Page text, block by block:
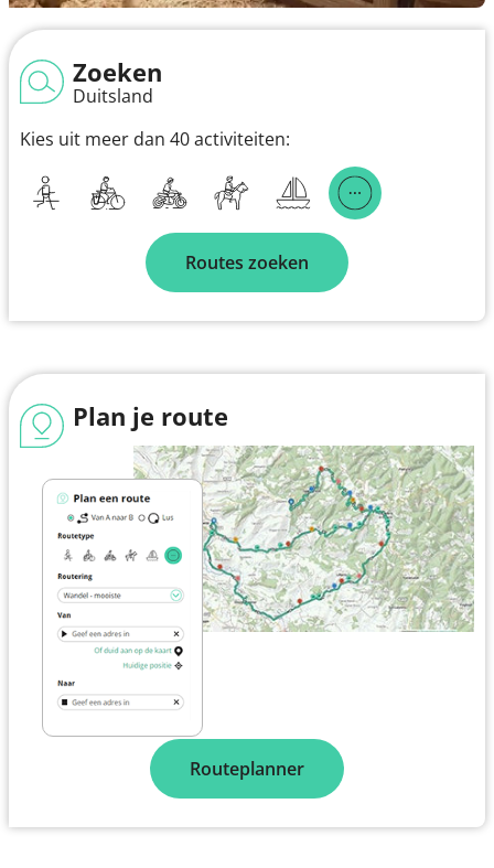
Zoeken
Duitsland
Kies uit meer dan 40 activiteiten:
Routes zoeken
Plan je route
Routeplanner